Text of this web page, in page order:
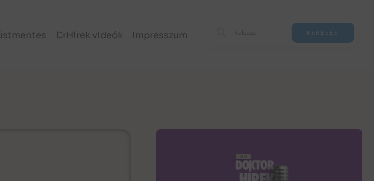
DrHírek videók Impresszum KERESÉS